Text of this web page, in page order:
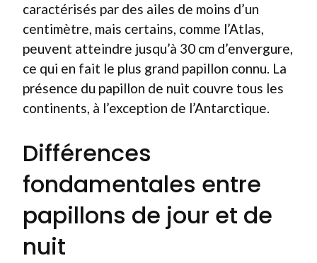
caractérisés par des ailes de moins d’un
centimètre, mais certains, comme l’Atlas,
peuvent atteindre jusqu’à 30 cm d’envergure,
ce qui en fait le plus grand papillon connu. La
présence du papillon de nuit couvre tous les
continents, à l’exception de l’Antarctique.
Différences
fondamentales entre
papillons de jour et de
nuit